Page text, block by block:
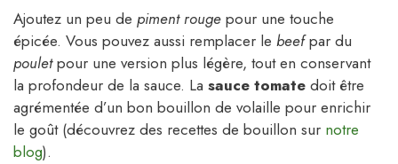
Ajoutez un peu de piment rouge pour une touche
épicée. Vous pouvez aussi remplacer le beefpar du
pouletpour une version plus légère, tout en conservant
la profondeur de la sauce. La sauce tomate doit être
agrémentée d’un bon bouillon de volaille pour enrichir
le goût (découvrez des recettes de bouillon sur notre
blog).